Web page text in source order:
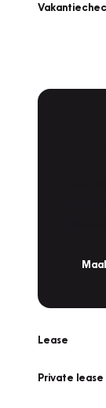
Lease
Private lease